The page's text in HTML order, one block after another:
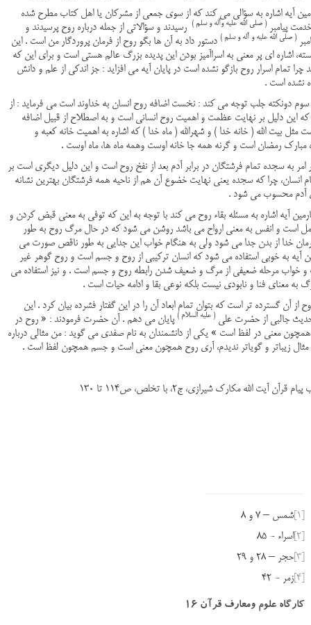
اشاره به سؤالی می کند که از سوی جمعی از مشرکان یا اهل کتاب مطرح شده
پیامبر( صلی الله علیه وآله و سلم ) رسیدند و سؤالاتی از جمله درباره روح پرسیدند و
( صلی الله علیه و آله و سلم ) دستور داد به آن ها بگو روح از فرمان پروردگار من است . این
اشاره ای پر معنی به اسراآمیز بودن این پدیده بزرگ عالم هستی است و برای این که
تمام اسرار روح بازگو نشده است در پایان آیه می افزاید : جز اندکی از علم و دانش
نشده است .
دونکته جلب توجه می کند : نخست اضافه روح انسان به خداوند است می فرماید : از
این دلیل بر نهایت عظمت و اهمیت روح انسانی است و به اصطلاح از قبیل اضافه
مثل بیت الله ( خانه خدا ) و شهرالله ( ماه خدا ) که اشاره به اهمیت خانه کعبه و
رمضان است و گرنه همه جا خانه اوست وهمه ماه ها، ماه اوست .
به سجده تمام فرشتگان در برابر آدم بعد از نفخ روح است و این دلیل دیگری است بر
انسان، چرا که سجده یعنی نهایت خضوع آن هم از ناحیه همه فرشتگان بهترین نشانه
آدم محسوب می شود .
آیه اشاره به مسئله بقاء روح می کند با توجه به این که توفی به معنی قبض کردن و
است و انفس به معنی ارواح می باشد روشن می شود که در حال مرگ روح به طور
خدا از بدن جدا می شود ولی به هنگام خواب این جدایی به طور ناقص صورت می
آیه به خوبی استفاده می شود که انسان ترکیبی از روح و جسم است و روح گوهر غیر
خواب مرحله ضعیفی از مرگ و ضعیف شدن رابطه روح و جسم است . و نیز استفاده می
به معنای فنا و نابودی نیست بلکه نوعی بقا و ادامه حیات است .
آن گسترده تر است که بتوان تمام ابعاد آن را در این گفتار فشرده بیان کرد . این
جالبی از حضرت علی( علیه السلام ) پایان می دهم . آن حضرت فرمودند : « روح در
معنی در لفظ است » یکی از دانشمندان به نام صفدی می گوید : من مثالی درباره
مثال زیباتر و گویاتر ندیدم، آری روح همچون معنی است و جسم همچون لفظ است .
قرآن آیت الله مکارک شیرازی، ج2، با تخلص، ص114 تا 130
[1]شمس – 7 و 8
[2]اسراء - 85
[3]حجر – 28 و 29
[4] زمر - 42
کارگاه علوم ومعارف قرآن 16